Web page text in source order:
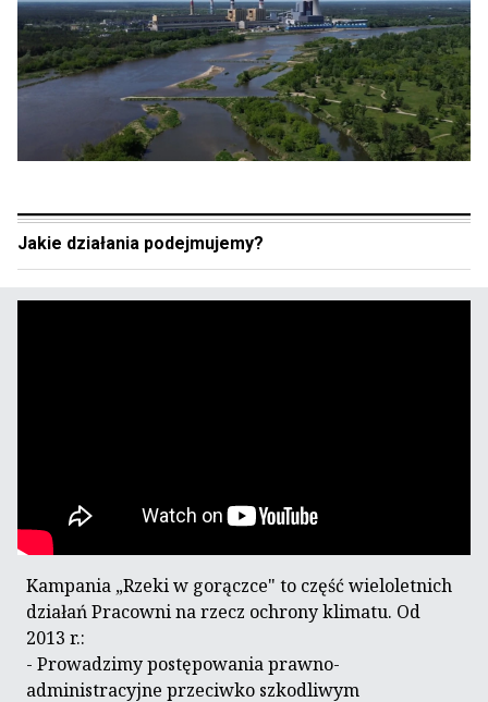
Jakie działania podejmujemy?
Kampania „Rzeki w gorączce" to część wieloletnich
działań Pracowni na rzecz ochrony klimatu. Od
2013 r.:
- Prowadzimy postępowania prawno-
administracyjne przeciwko szkodliwym